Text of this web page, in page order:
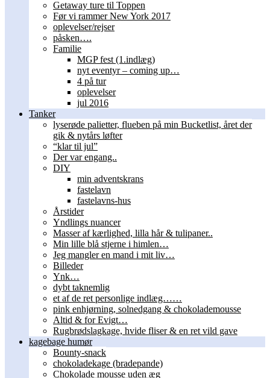
Getaway ture til Toppen
Før vi rammer New York 2017
oplevelser/rejser
påsken….
Familie
MGP fest (1.indlæg)
nyt eventyr – coming up…
4 på tur
oplevelser
jul 2016
Tanker
lyserøde palietter, flueben på min Bucketlist, året der
gik & nytårs løfter
“klar til jul”
Der var engang..
DIY
min adventskrans
fastelavn
fastelavns-hus
Årstider
Yndlings nuancer
Masser af kærlighed, lilla hår & tulipaner..
Min lille blå stjerne i himlen…
Jeg mangler en mand i mit liv…
Billeder
Ynk…
dybt taknemlig
et af de ret personlige indlæg……
pink enhjørning, solnedgang & chokolademousse
Altid & for Evigt…
Rugbrødslagkage, hvide fliser & en ret vild gave
kagebage humør
Bounty-snack
chokoladekage (bradepande)
Chokolade mousse uden æg